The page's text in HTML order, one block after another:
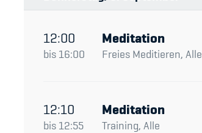
12:00
bis 16:00
Meditation
Freies Meditieren, Alle
12:10
bis 12:55
Meditation
Training, Alle